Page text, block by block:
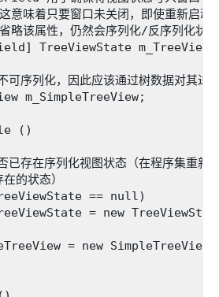
意味着只要窗口未关闭，即使重新启
略该属性，仍然会序列化/反序列化状
TreeViewState
序列化，因此应该通过树数据对其进
m_SimpleTreeView;
()
存在序列化视图状态（在程序集重新
的状态）
== null)
= new
= new